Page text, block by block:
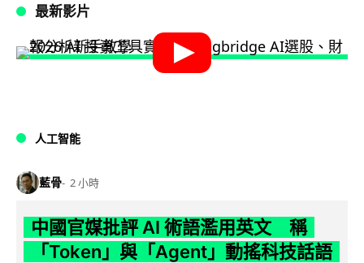
最新影片
人工智能
藍骨 2 小時
中國官媒批評 AI 術語濫用英文 稱
「Token」與「Agent」動搖科技話語